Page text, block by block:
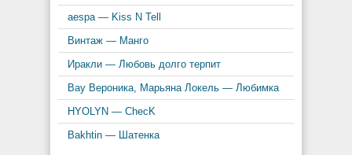
aespa — Kiss N Tell
Винтаж — Манго
Иракли — Любовь долго терпит
Вау Вероника, Марьяна Локель — Любимка
HYOLYN — ChecK
Bakhtin — Шатенка